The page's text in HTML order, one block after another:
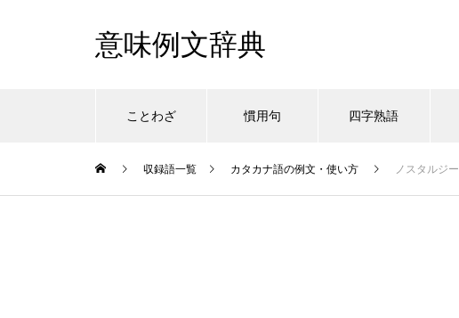
意味例文辞典
ことわざ 慣用句 四字熟語
収録語一覧 カタカナ語の例文・使い方 ノスタルジー